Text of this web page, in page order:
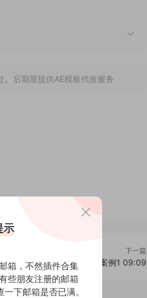
。后期屋提供AE模板代改服务
下一篇
48.达芬奇调色案例1 09:09
示
箱，不然插件合集
些朋友注册的邮箱
下邮箱是否已满。